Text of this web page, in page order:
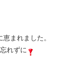
まれました。
れずに